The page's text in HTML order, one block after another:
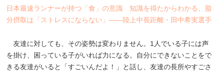
日本最速ランナーが持つ「食」の意識 知識を得たからわかる、脂
分摂取は「ストレスにならない」――陸上中長距離・田中希実選手
友達に対しても、その姿勢は変わりません。1人でいる子には声
を掛け、困っている子がいれば力になる。自分にできないことをで
きる友達がいると「すごいんだよ！」と話し、友達の長所やすごさ